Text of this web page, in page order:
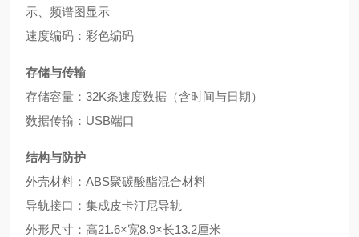
示、频谱图显示
速度编码：彩色编码
存储与传输
存储容量：32K条速度数据（含时间与日期）
数据传输：USB端口
结构与防护
外壳材料：ABS聚碳酸酯混合材料
导轨接口：集成皮卡汀尼导轨
外形尺寸：高21.6×宽8.9×长13.2厘米